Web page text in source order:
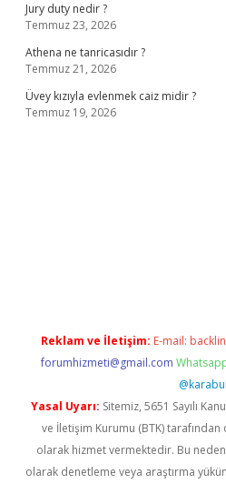
Jury duty nedir ?
Temmuz 23, 2026
Athena ne tanricasıdır ?
Temmuz 21, 2026
Üvey kızıyla evlenmek caiz midir ?
Temmuz 19, 2026
Reklam ve İletişim: E-mail:
forumhizmeti@gmail.com
@karabul
Yasal Uyarı: Sitemiz, 5651 Sayılı
ve İletişim Kurumu (BTK) tarafından
olarak hizmet vermektedir. Bu
olarak denetleme veya araştırma